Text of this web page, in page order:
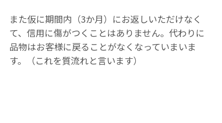
また仮に期間内（3か月）にお返しいただけなく
て、信用に傷がつくことはありません。代わりに
品物はお客様に戻ることがなくなっていまいま
す。（これを質流れと言います）